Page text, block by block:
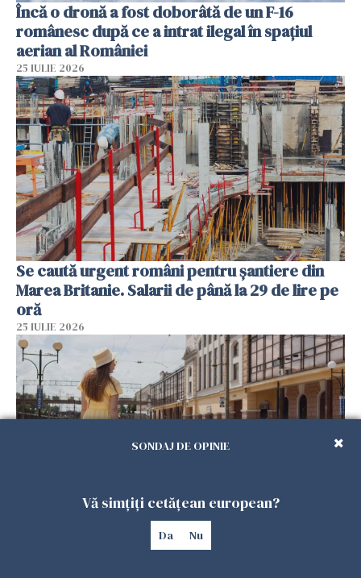
Încă o dronă a fost doborâtă de un F-16
românesc după ce a intrat ilegal în spațiul
aerian al României
25 IULIE 2026
Se caută urgent români pentru șantiere din
Marea Britanie. Salarii de până la 29 de lire pe
oră
25 IULIE 2026
Haos pe calea ferată în Italia! Timp de
aproape patru zile, trenurile spre Roma și
SONDAJ DE OPINIE
Vă simțiți cetățean european?
Da Nu